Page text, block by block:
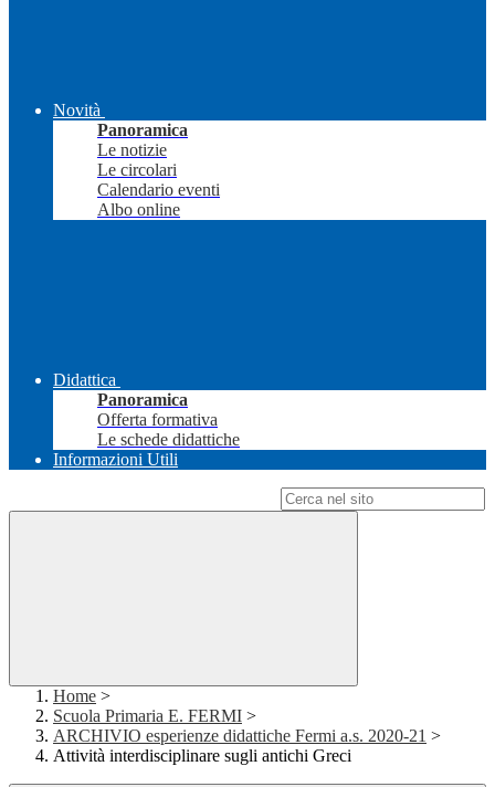
Novità
Panoramica
Le notizie
Le circolari
Calendario eventi
Albo online
Didattica
Panoramica
Offerta formativa
Le schede didattiche
Informazioni Utili
Home >
Scuola Primaria E. FERMI >
ARCHIVIO esperienze didattiche Fermi a.s. 2020-21 >
Attività interdisciplinare sugli antichi Greci